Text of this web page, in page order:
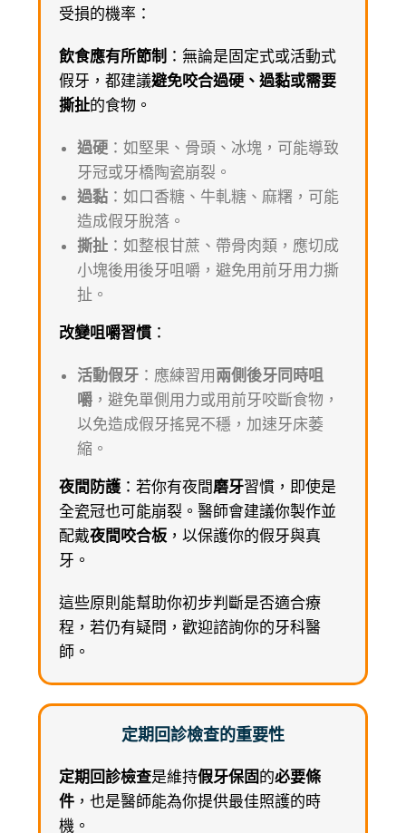
受損的機率：
飲食應有所節制 ：無論是固定式或活動式
假牙，都建議避免咬合過硬、過黏或需要
撕扯的食物。
過硬 ：如堅果、骨頭、冰塊，可能導致
牙冠或牙橋陶瓷崩裂。
過黏 ：如口香糖、牛軋糖、麻糬，可能
造成假牙脫落。
撕扯 ：如整根甘蔗、帶骨肉類，應切成
小塊後用後牙咀嚼，避免用前牙用力撕
扯。
改變咀嚼習慣 ：
活動假牙 ：應練習用 兩側後牙同時咀
嚼 ，避免單側用力或用前牙咬斷食物，
以免造成假牙搖晃不穩，加速牙床萎
縮。
夜間防護 ：若你有夜間磨牙習慣，即使是
全瓷冠也可能崩裂。醫師會建議你製作並
配戴夜間咬合板 ，以保護你的假牙與真
牙。
這些原則能幫助你初步判斷是否適合療
程，若仍有疑問，歡迎諮詢你的牙科醫
師。
定期回診檢查的重要性
定期回診檢查是維持假牙保固的必要條
件 ，也是醫師能為你提供最佳照護的時
機。